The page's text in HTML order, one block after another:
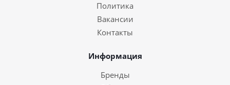
Политика
Вакансии
Контакты
Информация
Бренды